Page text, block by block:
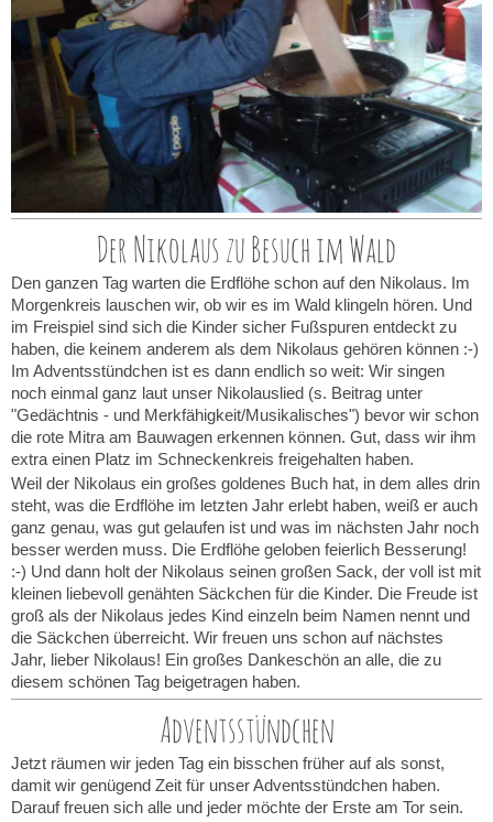
Der Nikolaus zu Besuch im Wald
Den ganzen Tag warten die Erdflöhe schon auf den Nikolaus. Im
Morgenkreis lauschen wir, ob wir es im Wald klingeln hören. Und
im Freispiel sind sich die Kinder sicher Fußspuren entdeckt zu
haben, die keinem anderem als dem Nikolaus gehören können :-)
Im Adventsstündchen ist es dann endlich so weit: Wir singen
noch einmal ganz laut unser Nikolauslied (s. Beitrag unter
"Gedächtnis - und Merkfähigkeit/Musikalisches") bevor wir schon
die rote Mitra am Bauwagen erkennen können. Gut, dass wir ihm
extra einen Platz im Schneckenkreis freigehalten haben.
Weil der Nikolaus ein großes goldenes Buch hat, in dem alles drin
steht, was die Erdflöhe im letzten Jahr erlebt haben, weiß er auch
ganz genau, was gut gelaufen ist und was im nächsten Jahr noch
besser werden muss. Die Erdflöhe geloben feierlich Besserung!
:-) Und dann holt der Nikolaus seinen großen Sack, der voll ist mit
kleinen liebevoll genähten Säckchen für die Kinder. Die Freude ist
groß als der Nikolaus jedes Kind einzeln beim Namen nennt und
die Säckchen überreicht. Wir freuen uns schon auf nächstes
Jahr, lieber Nikolaus! Ein großes Dankeschön an alle, die zu
diesem schönen Tag beigetragen haben.
Adventsstündchen
Jetzt räumen wir jeden Tag ein bisschen früher auf als sonst,
damit wir genügend Zeit für unser Adventsstündchen haben.
Darauf freuen sich alle und jeder möchte der Erste am Tor sein.